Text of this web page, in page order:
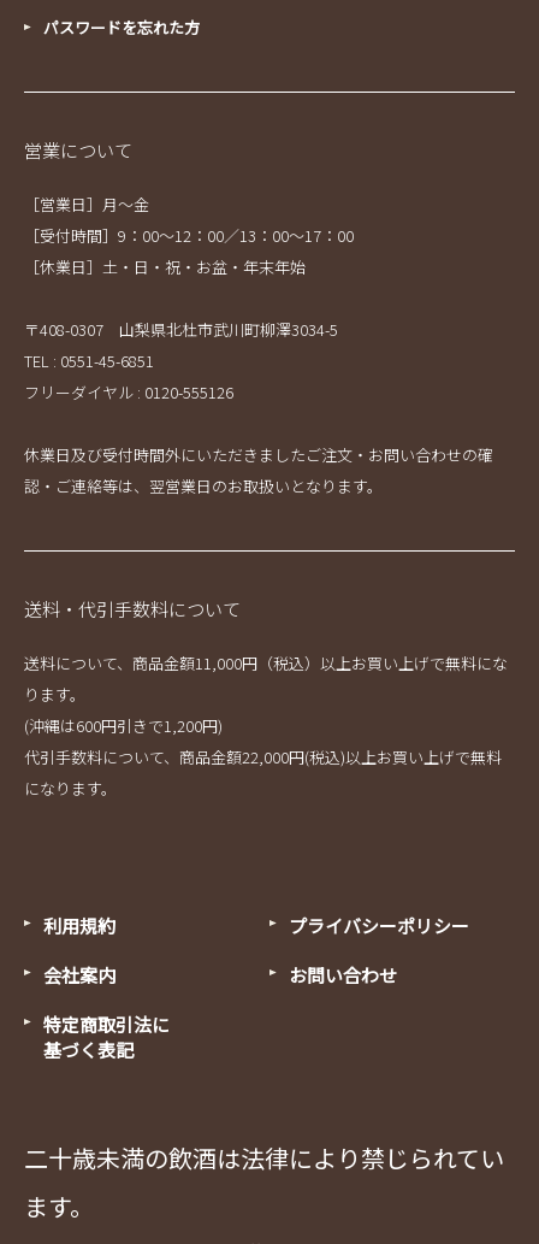
パスワードを忘れた方
営業について
［営業日］月～金
［受付時間］9：00～12：00／13：00～17：00
［休業日］土・日・祝・お盆・年末年始
〒408-0307 山梨県北杜市武川町柳澤3034-5
TEL : 0551-45-6851
フリーダイヤル : 0120-555126
休業日及び受付時間外にいただきましたご注文・お問い合わせの確
認・ご連絡等は、翌営業日のお取扱いとなります。
送料・代引手数料について
送料について、商品金額11,000円（税込）以上お買い上げで無料にな
ります。
(沖縄は600円引きで1,200円)
代引手数料について、商品金額22,000円(税込)以上お買い上げで無料
になります。
利用規約
プライバシーポリシー
会社案内
お問い合わせ
特定商取引法に
基づく表記
二十歳未満の飲酒は法律により禁じられてい
ます。